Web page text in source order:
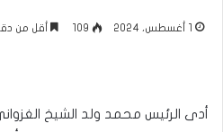
1 أغسطس، 2024 109 أقل من
أدى الرئيس محمد ولد الشيخ